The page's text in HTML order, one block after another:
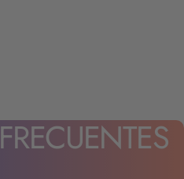
FRECUENTES